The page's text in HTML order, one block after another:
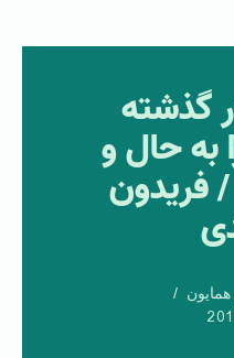
گذشته
به حال و
/ فریدون
همایون